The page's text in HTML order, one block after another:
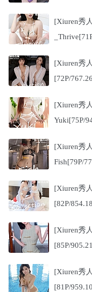
[Xiuren秀
[Xiuren秀
[72P/
[Xiuren秀
Yuki[75P/
[Xiuren秀
Fish[79P/
[Xiuren秀
[82P/
[Xiuren秀
[85P/
[Xiuren秀
[81P/